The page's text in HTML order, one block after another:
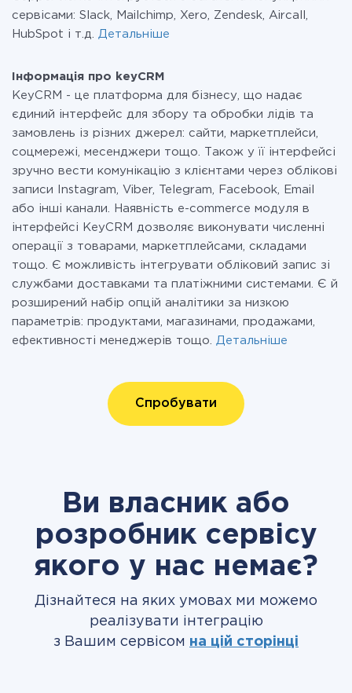
сервісами: Slack, Mailchimp, Xero, Zendesk, Aircall,
HubSpot і т.д. Детальніше
Інформація про keyCRM
KeyCRM - це платформа для бізнесу, що надає
єдиний інтерфейс для збору та обробки лідів та
замовлень із різних джерел: сайти, маркетплейси,
соцмережі, месенджери тощо. Також у її інтерфейсі
зручно вести комунікацію з клієнтами через облікові
записи Instagram, Viber, Telegram, Facebook, Email
або інші канали. Наявність e-commerce модуля в
інтерфейсі KeyCRM дозволяє виконувати численні
операції з товарами, маркетплейсами, складами
тощо. Є можливість інтегрувати обліковий запис зі
службами доставками та платіжними системами. Є й
розширений набір опцій аналітики за низкою
параметрів: продуктами, магазинами, продажами,
ефективності менеджерів тощо. Детальніше
Спробувати
Ви власник або
розробник сервісу
якого у нас немає?
Дізнайтеся на яких умовах ми можемо
реалізувати інтеграцію
з Вашим сервісом на цій сторінці